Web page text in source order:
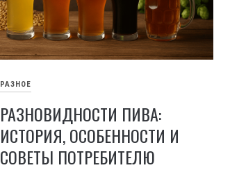
РАЗНОЕ
РАЗНОВИДНОСТИ ПИВА:
ИСТОРИЯ, ОСОБЕННОСТИ И
СОВЕТЫ ПОТРЕБИТЕЛЮ